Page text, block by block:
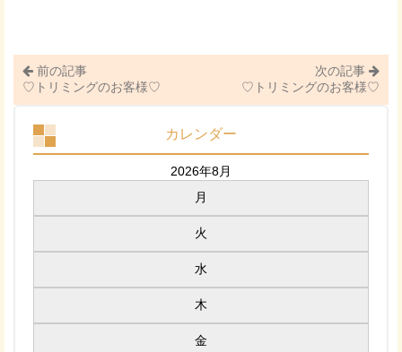
前の記事
♡トリミングのお客様♡
次の記事
♡トリミングのお客様♡
カレンダー
2026年8月
月
火
水
木
金